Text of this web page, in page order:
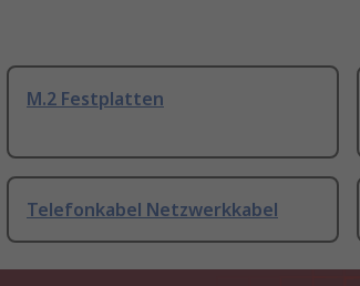
M.2 Festplatten
Telefonkabel Netzwerkkabel